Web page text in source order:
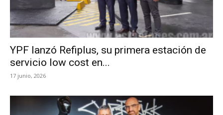
YPF lanzó Refiplus, su primera estación de
servicio low cost en...
17 junio, 2026